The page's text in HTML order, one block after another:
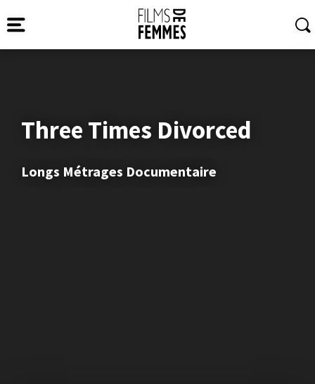
Three Times Divorced
Longs Métrages Documentaire